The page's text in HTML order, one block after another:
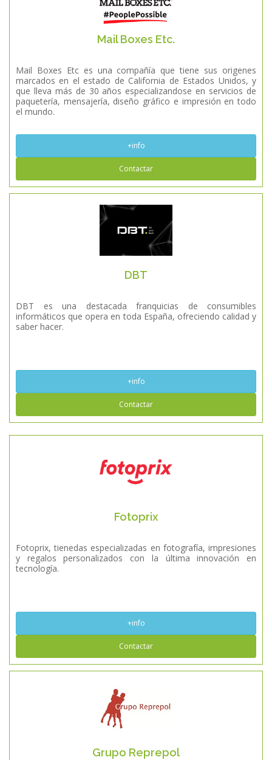
Mail Boxes Etc.
Mail Boxes Etc es una compañía que tiene sus origenes
marcados en el estado de California de Estados Unidos, y
que lleva más de 30 años especializandose en servicios de
paquetería, mensajería, diseño gráfico e impresión en todo
el mundo.
+info
Contactar
DBT
DBT es una destacada franquicias de consumibles
informáticos que opera en toda España, ofreciendo calidad y
saber hacer.
+info
Contactar
Fotoprix
Fotoprix, tienedas especializadas en fotografía, impresiones
y regalos personalizados con la última innovación en
tecnología.
+info
Contactar
Grupo Reprepol